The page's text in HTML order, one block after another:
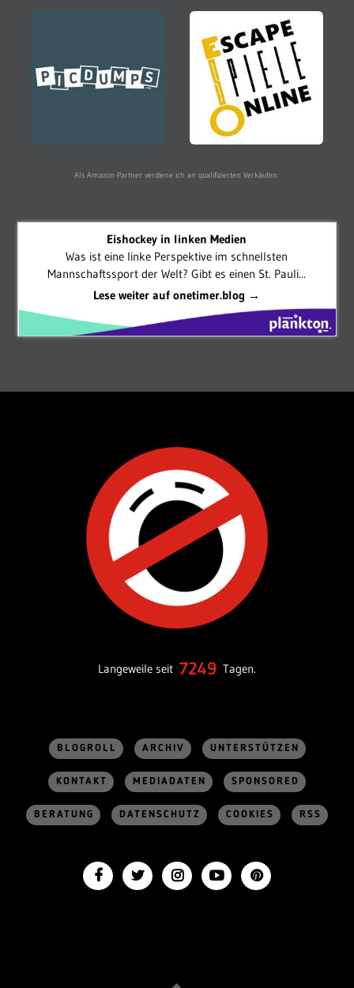
Als Amazon-Partner verdiene ich an qualifizierten Verkäufen.
Eishockey in linken Medien
Was ist eine linke Perspektive im schnellsten
Mannschaftssport der Welt? Gibt es einen St. Pauli...
Lese weiter auf onetimer.blog →
Langeweile seit 7249 Tagen.
BLOGROLL ARCHIV UNTERSTÜTZEN
KONTAKT MEDIADATEN SPONSORED
BERATUNG DATENSCHUTZ COOKIES RSS